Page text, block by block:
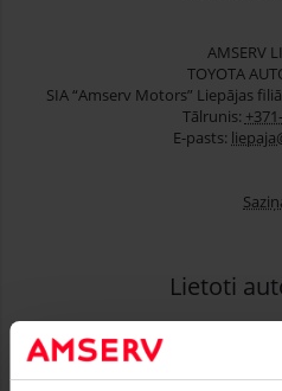
AMSERV
TOYOTA
SIA “Amserv Motors” Liepājas
Tālrunis:
E-pasts:
Lietoti